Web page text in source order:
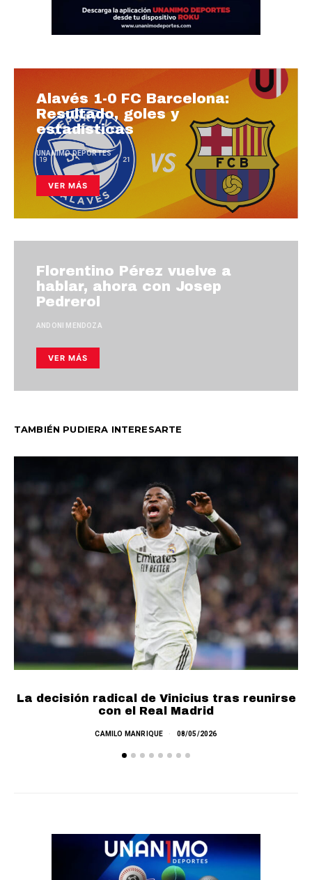
Alavés 1-0 FC Barcelona:
Resultado, goles y
estadísticas
UNANIMO DEPORTES
VER MÁS
Florentino Pérez vuelve a
hablar, ahora con Josep
Pedrerol
ANDONI MENDOZA
VER MÁS
TAMBIÉN PUDIERA INTERESARTE
La decisión radical de Vinicius tras reunirse
con el Real Madrid
CAMILO MANRIQUE 08/05/2026